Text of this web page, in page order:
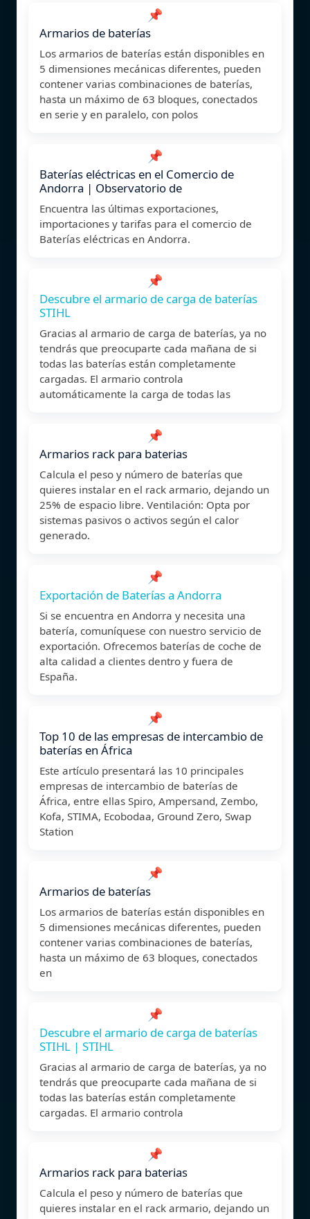
📌
Armarios de baterías
Los armarios de baterías están disponibles en
5 dimensiones mecánicas diferentes, pueden
contener varias combinaciones de baterías,
hasta un máximo de 63 bloques, conectados
en serie y en paralelo, con polos
📌
Baterías eléctricas en el Comercio de
Andorra | Observatorio de
Encuentra las últimas exportaciones,
importaciones y tarifas para el comercio de
Baterías eléctricas en Andorra.
📌
Descubre el armario de carga de baterías
STIHL
Gracias al armario de carga de baterías, ya no
tendrás que preocuparte cada mañana de si
todas las baterías están completamente
cargadas. El armario controla
automáticamente la carga de todas las
📌
Armarios rack para baterias
Calcula el peso y número de baterías que
quieres instalar en el rack armario, dejando un
25% de espacio libre. Ventilación: Opta por
sistemas pasivos o activos según el calor
generado.
📌
Exportación de Baterías a Andorra
Si se encuentra en Andorra y necesita una
batería, comuníquese con nuestro servicio de
exportación. Ofrecemos baterías de coche de
alta calidad a clientes dentro y fuera de
España.
📌
Top 10 de las empresas de intercambio de
baterías en África
Este artículo presentará las 10 principales
empresas de intercambio de baterías de
África, entre ellas Spiro, Ampersand, Zembo,
Kofa, STIMA, Ecobodaa, Ground Zero, Swap
Station
📌
Armarios de baterías
Los armarios de baterías están disponibles en
5 dimensiones mecánicas diferentes, pueden
contener varias combinaciones de baterías,
hasta un máximo de 63 bloques, conectados
en
📌
Descubre el armario de carga de baterías
STIHL | STIHL
Gracias al armario de carga de baterías, ya no
tendrás que preocuparte cada mañana de si
todas las baterías están completamente
cargadas. El armario controla
📌
Armarios rack para baterias
Calcula el peso y número de baterías que
quieres instalar en el rack armario, dejando un